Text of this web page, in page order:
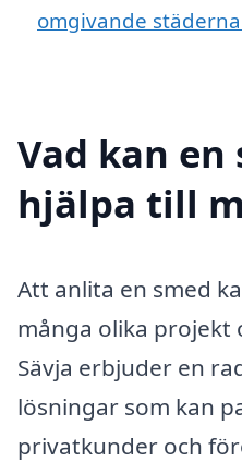
omgivande städerna
Vad kan en
hjälpa till
Att anlita en smed
många olika projekt
Sävja erbjuder en
lösningar som kan
privatkunder och